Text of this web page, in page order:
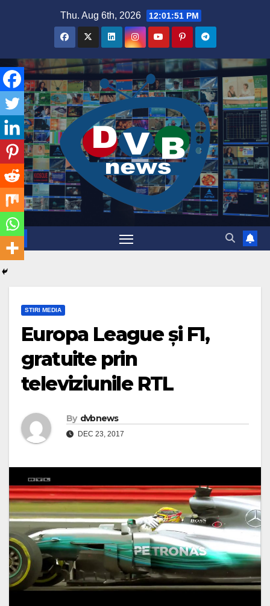
Thu. Aug 6th, 2026 12:01:51 PM
STIRI MEDIA
Europa League și F1,
gratuite prin
televiziunile RTL
By dvbnews
DEC 23, 2017